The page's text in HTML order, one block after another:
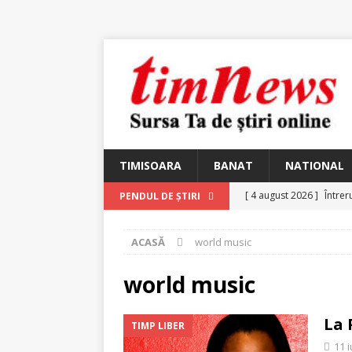
TIMISOARA BANAT NATIONAL
PENDUL DE ȘTIRI [ 4 august 2026 ]
25 martie 1926 – fugit
Ungureanu,
ACASĂ world music
world music
TIMP LIBER La
11